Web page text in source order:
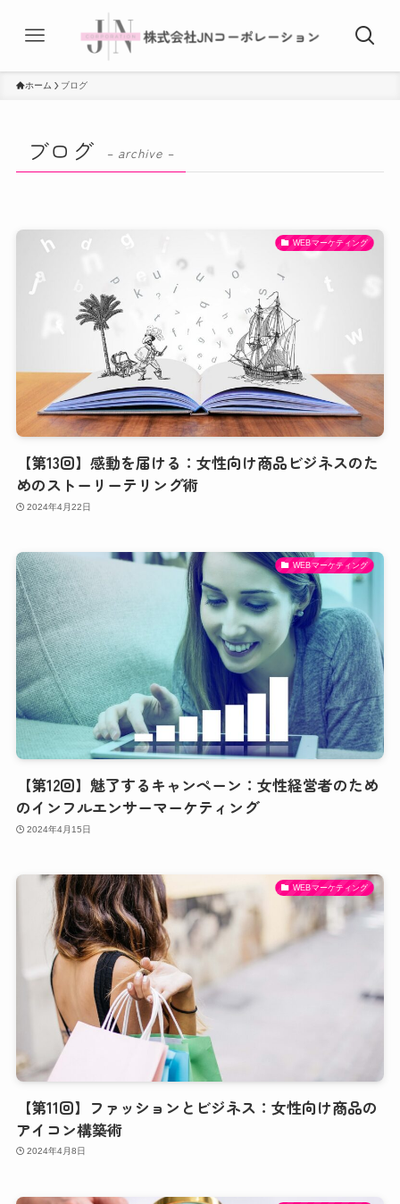
ホーム ブログ
ブログ – archive –
WEBマーケティング
【第13回】感動を届ける：女性向け商品ビジネスのた
めのストーリーテリング術
2024年4月22日
WEBマーケティング
【第12回】魅了するキャンペーン：女性経営者のため
のインフルエンサーマーケティング
2024年4月15日
WEBマーケティング
【第11回】ファッションとビジネス：女性向け商品の
アイコン構築術
2024年4月8日